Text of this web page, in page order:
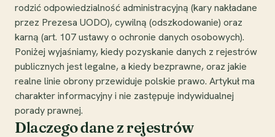
rodzić odpowiedzialność administracyjną (kary nakładane
przez Prezesa UODO), cywilną (odszkodowanie) oraz
karną (art. 107 ustawy o ochronie danych osobowych).
Poniżej wyjaśniamy, kiedy pozyskanie danych z rejestrów
publicznych jest legalne, a kiedy bezprawne, oraz jakie
realne linie obrony przewiduje polskie prawo. Artykuł ma
charakter informacyjny i nie zastępuje indywidualnej
porady prawnej.
Dlaczego dane z rejestrów